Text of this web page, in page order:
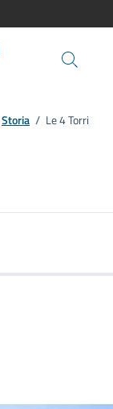
Storia / Le 4 Torri